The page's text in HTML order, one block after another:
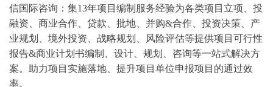
信国际咨询：集13年项目编制服务经验为各类项目立项、投
融资、商业合作、贷款、批地、并购&合作、投资决策、产
业规划、境外投资、战略规划、风险评估等提供项目可行性
报告&商业计划书编制、设计、规划、咨询等一站式解决方
案。助力项目实施落地、提升项目单位申报项目的通过效
率。